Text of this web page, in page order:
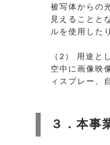
被写体からの
見えることと
ルを使用した
（2） 用途と
空中に画像映
ィスプレー、
３．本事